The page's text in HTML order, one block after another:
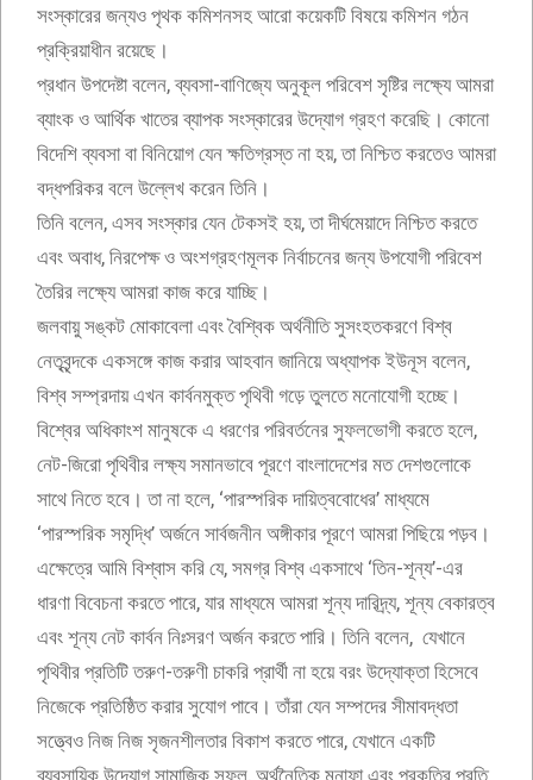
সংস্কারের জন্যও পৃথক কমিশনসহ আরো কয়েকটি বিষয়ে কমিশন গঠন
প্রক্রিয়াধীন রয়েছে।
প্রধান উপদেষ্টা বলেন, ব্যবসা-বাণিজ্যে অনুকূল পরিবেশ সৃষ্টির লক্ষ্যে আমরা
ব্যাংক ও আর্থিক খাতের ব্যাপক সংস্কারের উদ্যোগ গ্রহণ করেছি। কোনো
বিদেশি ব্যবসা বা বিনিয়োগ যেন ক্ষতিগ্রস্ত না হয়, তা নিশ্চিত করতেও আমরা
বদ্ধপরিকর বলে উল্লেখ করেন তিনি।
তিনি বলেন, এসব সংস্কার যেন টেকসই হয়, তা দীর্ঘমেয়াদে নিশ্চিত করতে
এবং অবাধ, নিরপেক্ষ ও অংশগ্রহণমূলক নির্বাচনের জন্য উপযোগী পরিবেশ
তৈরির লক্ষ্যে আমরা কাজ করে যাচ্ছি।
জলবায়ু সঙ্কট মোকাবেলা এবং বৈশ্বিক অর্থনীতি সুসংহতকরণে বিশ্ব
নেতৃবৃন্দকে একসঙ্গে কাজ করার আহবান জানিয়ে অধ্যাপক ইউনূস বলেন,
বিশ্ব সম্প্রদায় এখন কার্বনমুক্ত পৃথিবী গড়ে তুলতে মনোযোগী হচ্ছে।
বিশ্বের অধিকাংশ মানুষকে এ ধরণের পরিবর্তনের সুফলভোগী করতে হলে,
নেট-জিরো পৃথিবীর লক্ষ্য সমানভাবে পূরণে বাংলাদেশের মত দেশগুলোকে
সাথে নিতে হবে। তা না হলে, ‘পারস্পরিক দায়িত্ববোধের’ মাধ্যমে
‘পারস্পরিক সমৃদ্ধি’ অর্জনে সার্বজনীন অঙ্গীকার পূরণে আমরা পিছিয়ে পড়ব।
এক্ষেত্রে আমি বিশ্বাস করি যে, সমগ্র বিশ্ব একসাথে ‘তিন-শূন্য’-এর
ধারণা বিবেচনা করতে পারে, যার মাধ্যমে আমরা শূন্য দারিদ্র্য, শূন্য বেকারত্ব
এবং শূন্য নেট কার্বন নিঃসরণ অর্জন করতে পারি। তিনি বলেন, যেখানে
পৃথিবীর প্রতিটি তরুণ-তরুণী চাকরি প্রার্থী না হয়ে বরং উদ্যোক্তা হিসেবে
নিজেকে প্রতিষ্ঠিত করার সুযোগ পাবে। তাঁরা যেন সম্পদের সীমাবদ্ধতা
সত্ত্বেও নিজ নিজ সৃজনশীলতার বিকাশ করতে পারে, যেখানে একটি
ব্যবসায়িক উদ্যোগ সামাজিক সুফল, অর্থনৈতিক মুনাফা এবং প্রকৃতির প্রতি